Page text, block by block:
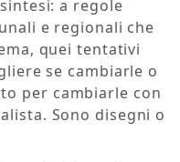
a regole
e regionali che
quei tentativi
se cambiarle o
per cambiarle con
Sono disegni o